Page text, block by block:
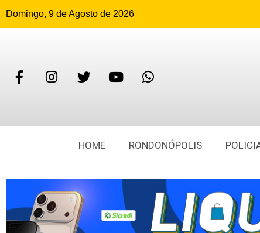
Domingo, 9 de Agosto de 2026
HOME RONDONÓPOLIS